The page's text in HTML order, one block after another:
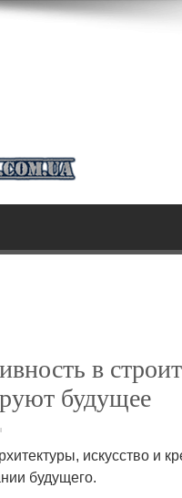
в
будущее
искусство и
будущего.